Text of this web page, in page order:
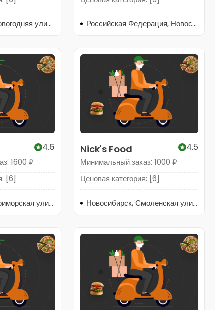
Новосибирск, Новогодняя улица, 18А Российская Федерация, Новосибирск, Российская Федерация, Новосибирск, Ветлужская улица, 24
4.6
1600 ₽
[6]
Новосибирск, Приморская улица, 5/1
Nick's Food 4.5
Минимальный заказ: 1000 ₽
Ценовая категория: [6]
Новосибирск, Смоленская улица, 4А